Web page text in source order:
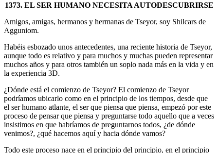
1373. EL SER HUMANO NECESITA AUTODESCUBRIRSE
Amigos, amigas, hermanos y hermanas de Tseyor, soy Shilcars de
Agguniom.
Habéis esbozado unos antecedentes, una reciente historia de Tseyor,
aunque todo es relativo y para muchos y muchas pueden representar
muchos años y para otros también un soplo nada más en la vida y en
la experiencia 3D.
¿Dónde está el comienzo de Tseyor? El comienzo de Tseyor
podríamos ubicarlo como en el principio de los tiempos, desde que
el ser humano atlante, el ser que piensa que piensa, empezó por este
proceso de pensar que piensa y preguntarse todo aquello que a veces
insistimos en que habríamos de preguntarnos todos, ¿de dónde
venimos?, ¿qué hacemos aquí y hacia dónde vamos?
Todo este proceso nace en el principio del principio, en el principio